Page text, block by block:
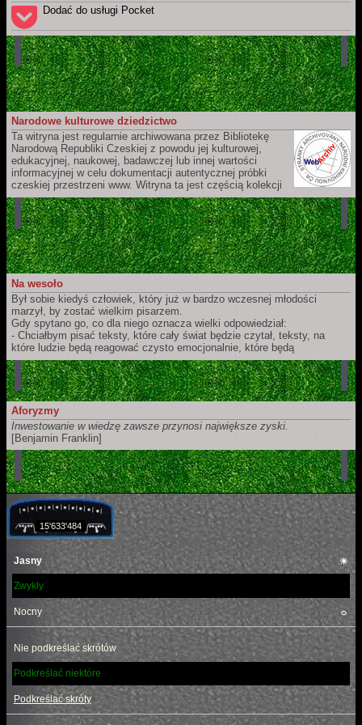
https://www.adamek.cz/pl
Dodać do usługi Pocket
Narodowe kulturowe dziedzictwo
Ta witryna jest regularnie archiwowana przez Bibliotekę
Narodową Republiki Czeskiej z powodu jej kulturowej,
edukacyjnej, naukowej, badawczej lub innej wartości
informacyjnej w celu dokumentacji autentycznej próbki
czeskiej przestrzeni www. Witryna ta jest częścią kolekcji
czeskich witryn webowych, które ma Biblioteka Narodowa Republiki
Czeskiej zamiar długoterminowo przechowywać i udostępniać dla
przyszłych pokoleń. Ich zapis jest częścią Czeskiej narodowej
bibliografii oraz katalogu Biblioteki Narodowej Republiki Czeskiej.
Na wesoło
Był sobie kiedyś człowiek, który już w bardzo wczesnej młodości
marzył, by zostać wielkim pisarzem.
Gdy spytano go, co dla niego oznacza wielki odpowiedział:
- Chciałbym pisać teksty, które cały świat będzie czytał, teksty, na
które ludzie będą reagować czysto emocjonalnie, które będą
doprowadzać ich do łez, bólu, gniewu, krzyku i desperacji!
Człowiek ten zrealizował swoje dziecięce marzenie.
Obecnie pracuje w Microsoft i pisze komunikaty o błędach.
Aforyzmy
Inwestowanie w wiedzę zawsze przynosi największe zyski.
[Benjamin Franklin]
15'633'484
Jasny ☀
Zwykły
Nocny ☼
Nie podkreślać skrótów
Podkreślać niektóre
Podkreślać skróty